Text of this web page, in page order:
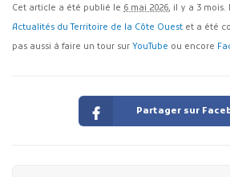
Cet article a été publié le 6 mai 2026, il y a 3 mois.
Actualités du Territoire de la Côte Ouest et a été
pas aussi à faire un tour sur YouTube ou encore
Partager sur